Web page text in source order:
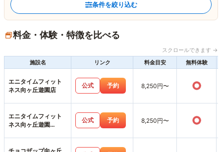
条件を絞り込む
料金・体験・特徴を比べる
スクロールできます →
施設名
リンク 料金目安 無料体験
エニタイムフィット
ネス向ヶ丘遊園店
公式 予約 8,250円〜 ○
エニタイムフィット
ネス向ヶ丘遊園
公式 予約 8,250円〜 ○